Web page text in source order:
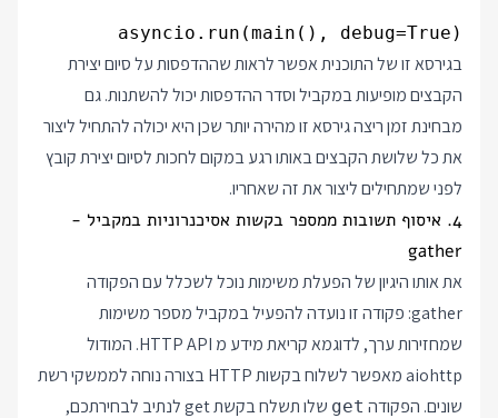
asyncio.run(main(), debug=True)
בגירסא זו של התוכנית אפשר לראות שההדפסות על סיום יצירת
הקבצים מופיעות במקביל וסדר ההדפסות יכול להשתנות. גם
מבחינת זמן ריצה גירסא זו מהירה יותר שכן היא יכולה להתחיל ליצור
את כל שלושת הקבצים באותו רגע במקום לחכות לסיום יצירת קובץ
לפני שמתחילים ליצור את זה שאחריו.
4. איסוף תשובות ממספר בקשות אסיכנרוניות במקביל -
gather
את אותו היגיון של הפעלת משימות נוכל לשכלל עם הפקודה
gather: פקודה זו נועדה להפעיל במקביל מספר משימות
שמחזירות ערך, לדוגמא קריאת מידע מ HTTP API. המודול
aiohttp מאפשר לשלוח בקשות HTTP בצורה נוחה לממשקי רשת
שונים. הפקודה get
שלו תשלח בקשת get לנתיב לבחירתכם,